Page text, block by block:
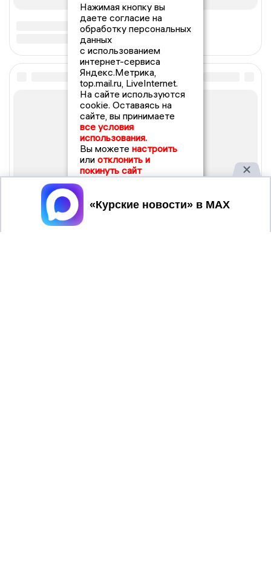
Нажимая кнопку вы
даете согласие на
обработку персональных
данных
с использованием
интернет-сервиса
Яндекс.Метрика,
top.mail.ru, LiveInternet.
На сайте используются
cookie. Оставаясь на
сайте, вы принимаете
все условия
использования.
Вы можете настроить
или отклонить и
покинуть сайт
Принять